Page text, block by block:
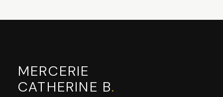
MERCERIE
CATHERINE B.